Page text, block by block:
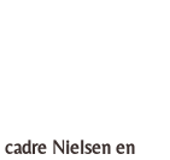
cadre Nielsen en